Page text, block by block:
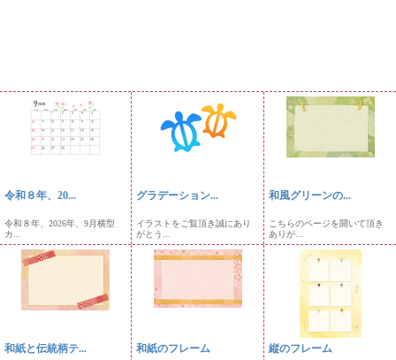
令和８年、20...
令和８年、2026年、9月横型
カ...
グラデーション...
イラストをご覧頂き誠にあり
がとう...
和風グリーンの...
こちらのページを開いて頂き
ありが...
和紙と伝統柄テ... 和紙のフレーム 縦のフレーム